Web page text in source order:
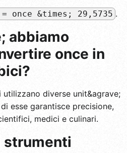
once &times; 29,5735 .
abbiamo
once in
diverse unit&agrave;
esse garantisce precisione,
medici e culinari.
strumenti